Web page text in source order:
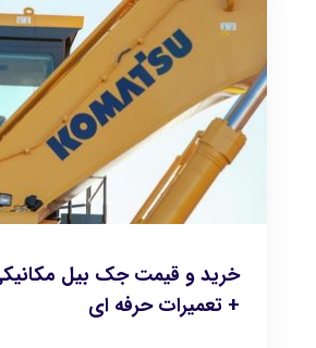
خرید و قیمت جک بیل
+ تعمیرات حرفه ای